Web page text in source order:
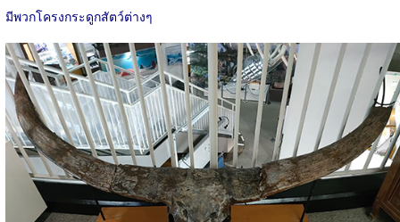
มีพวกโครงกระดูกสัตว์ต่างๆ